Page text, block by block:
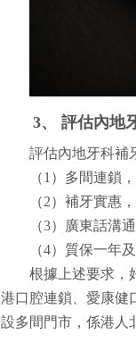
3、 評估內地
評估內地牙科補
（1）多間連鎖
（2）補牙實惠
（3）廣東話溝
（4）質保一年
根據上述要求，
港口腔連鎖、愛康健
設多間門市，係港人